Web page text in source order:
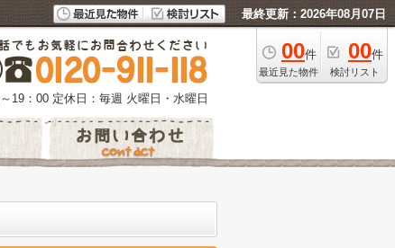
最終更新：2026年08月07日
00件
最近見た物件
00件
検討リスト
19：00 定休日：毎週 火曜日・水曜日